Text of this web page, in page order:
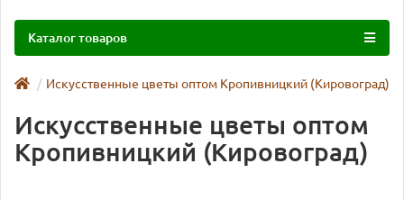
Каталог товаров
Искусственные цветы оптом Кропивницкий (Кировоград)
Искусственные цветы оптом
Кропивницкий (Кировоград)